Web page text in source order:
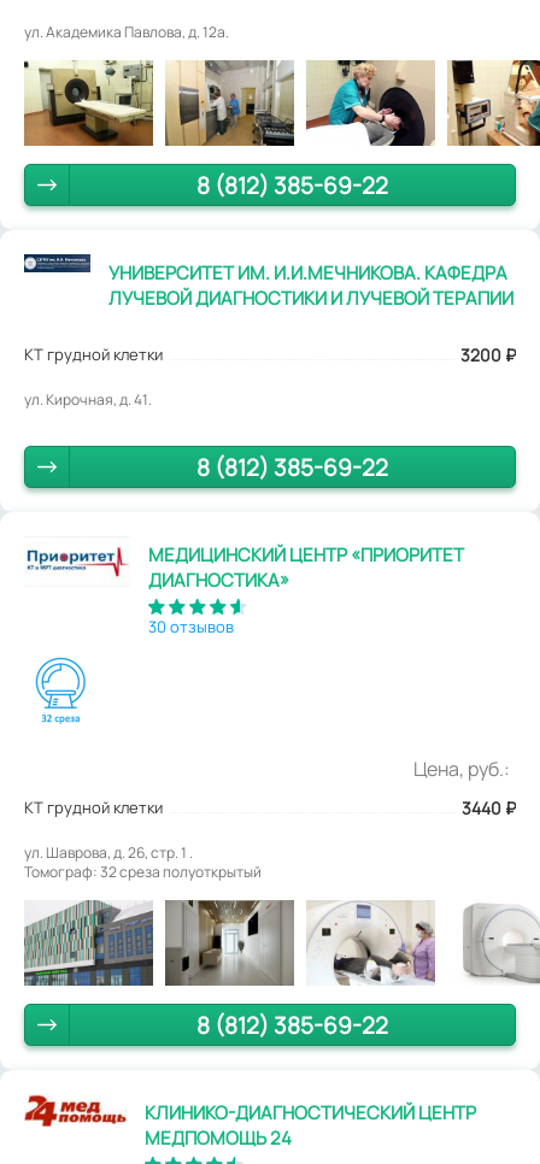
ул. Академика Павлова, д. 12а.
8 (812) 385-69-22
УНИВЕРСИТЕТ ИМ. И.И.МЕЧНИКОВА. КАФЕДРА
ЛУЧЕВОЙ ДИАГНОСТИКИ И ЛУЧЕВОЙ ТЕРАПИИ
КТ грудной клетки 3200 ₽
ул. Кирочная, д. 41.
8 (812) 385-69-22
МЕДИЦИНСКИЙ ЦЕНТР «ПРИОРИТЕТ
ДИАГНОСТИКА»
30 отзывов
Цена, руб.:
КТ грудной клетки 3440 ₽
ул. Шаврова, д. 26, стр. 1 .
Томограф: 32 среза полуоткрытый
8 (812) 385-69-22
КЛИНИКО-ДИАГНОСТИЧЕСКИЙ ЦЕНТР
МЕДПОМОЩЬ 24